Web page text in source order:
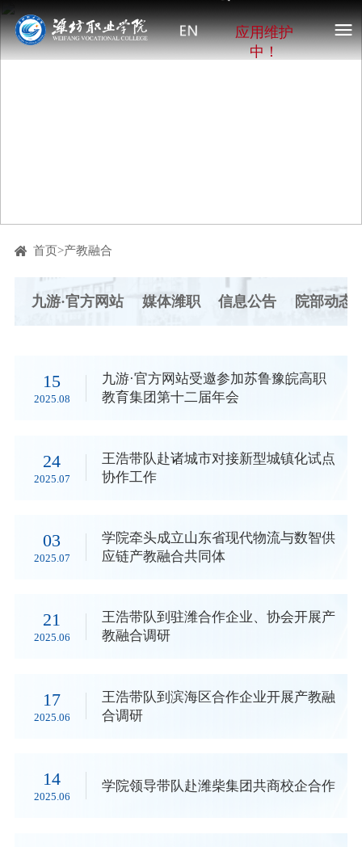
应用维护
中！
九游·官方网站 媒体潍职 信息公告 院部动态
首页>产教融合
15
2025.08
九游·官方网站受邀参加苏鲁豫皖高职
教育集团第十二届年会
24
2025.07
王浩带队赴诸城市对接新型城镇化试点
协作工作
03
2025.07
学院牵头成立山东省现代物流与数智供
应链产教融合共同体
21
2025.06
王浩带队到驻潍合作企业、协会开展产
教融合调研
17
2025.06
王浩带队到滨海区合作企业开展产教融
合调研
14
2025.06
学院领导带队赴潍柴集团共商校企合作